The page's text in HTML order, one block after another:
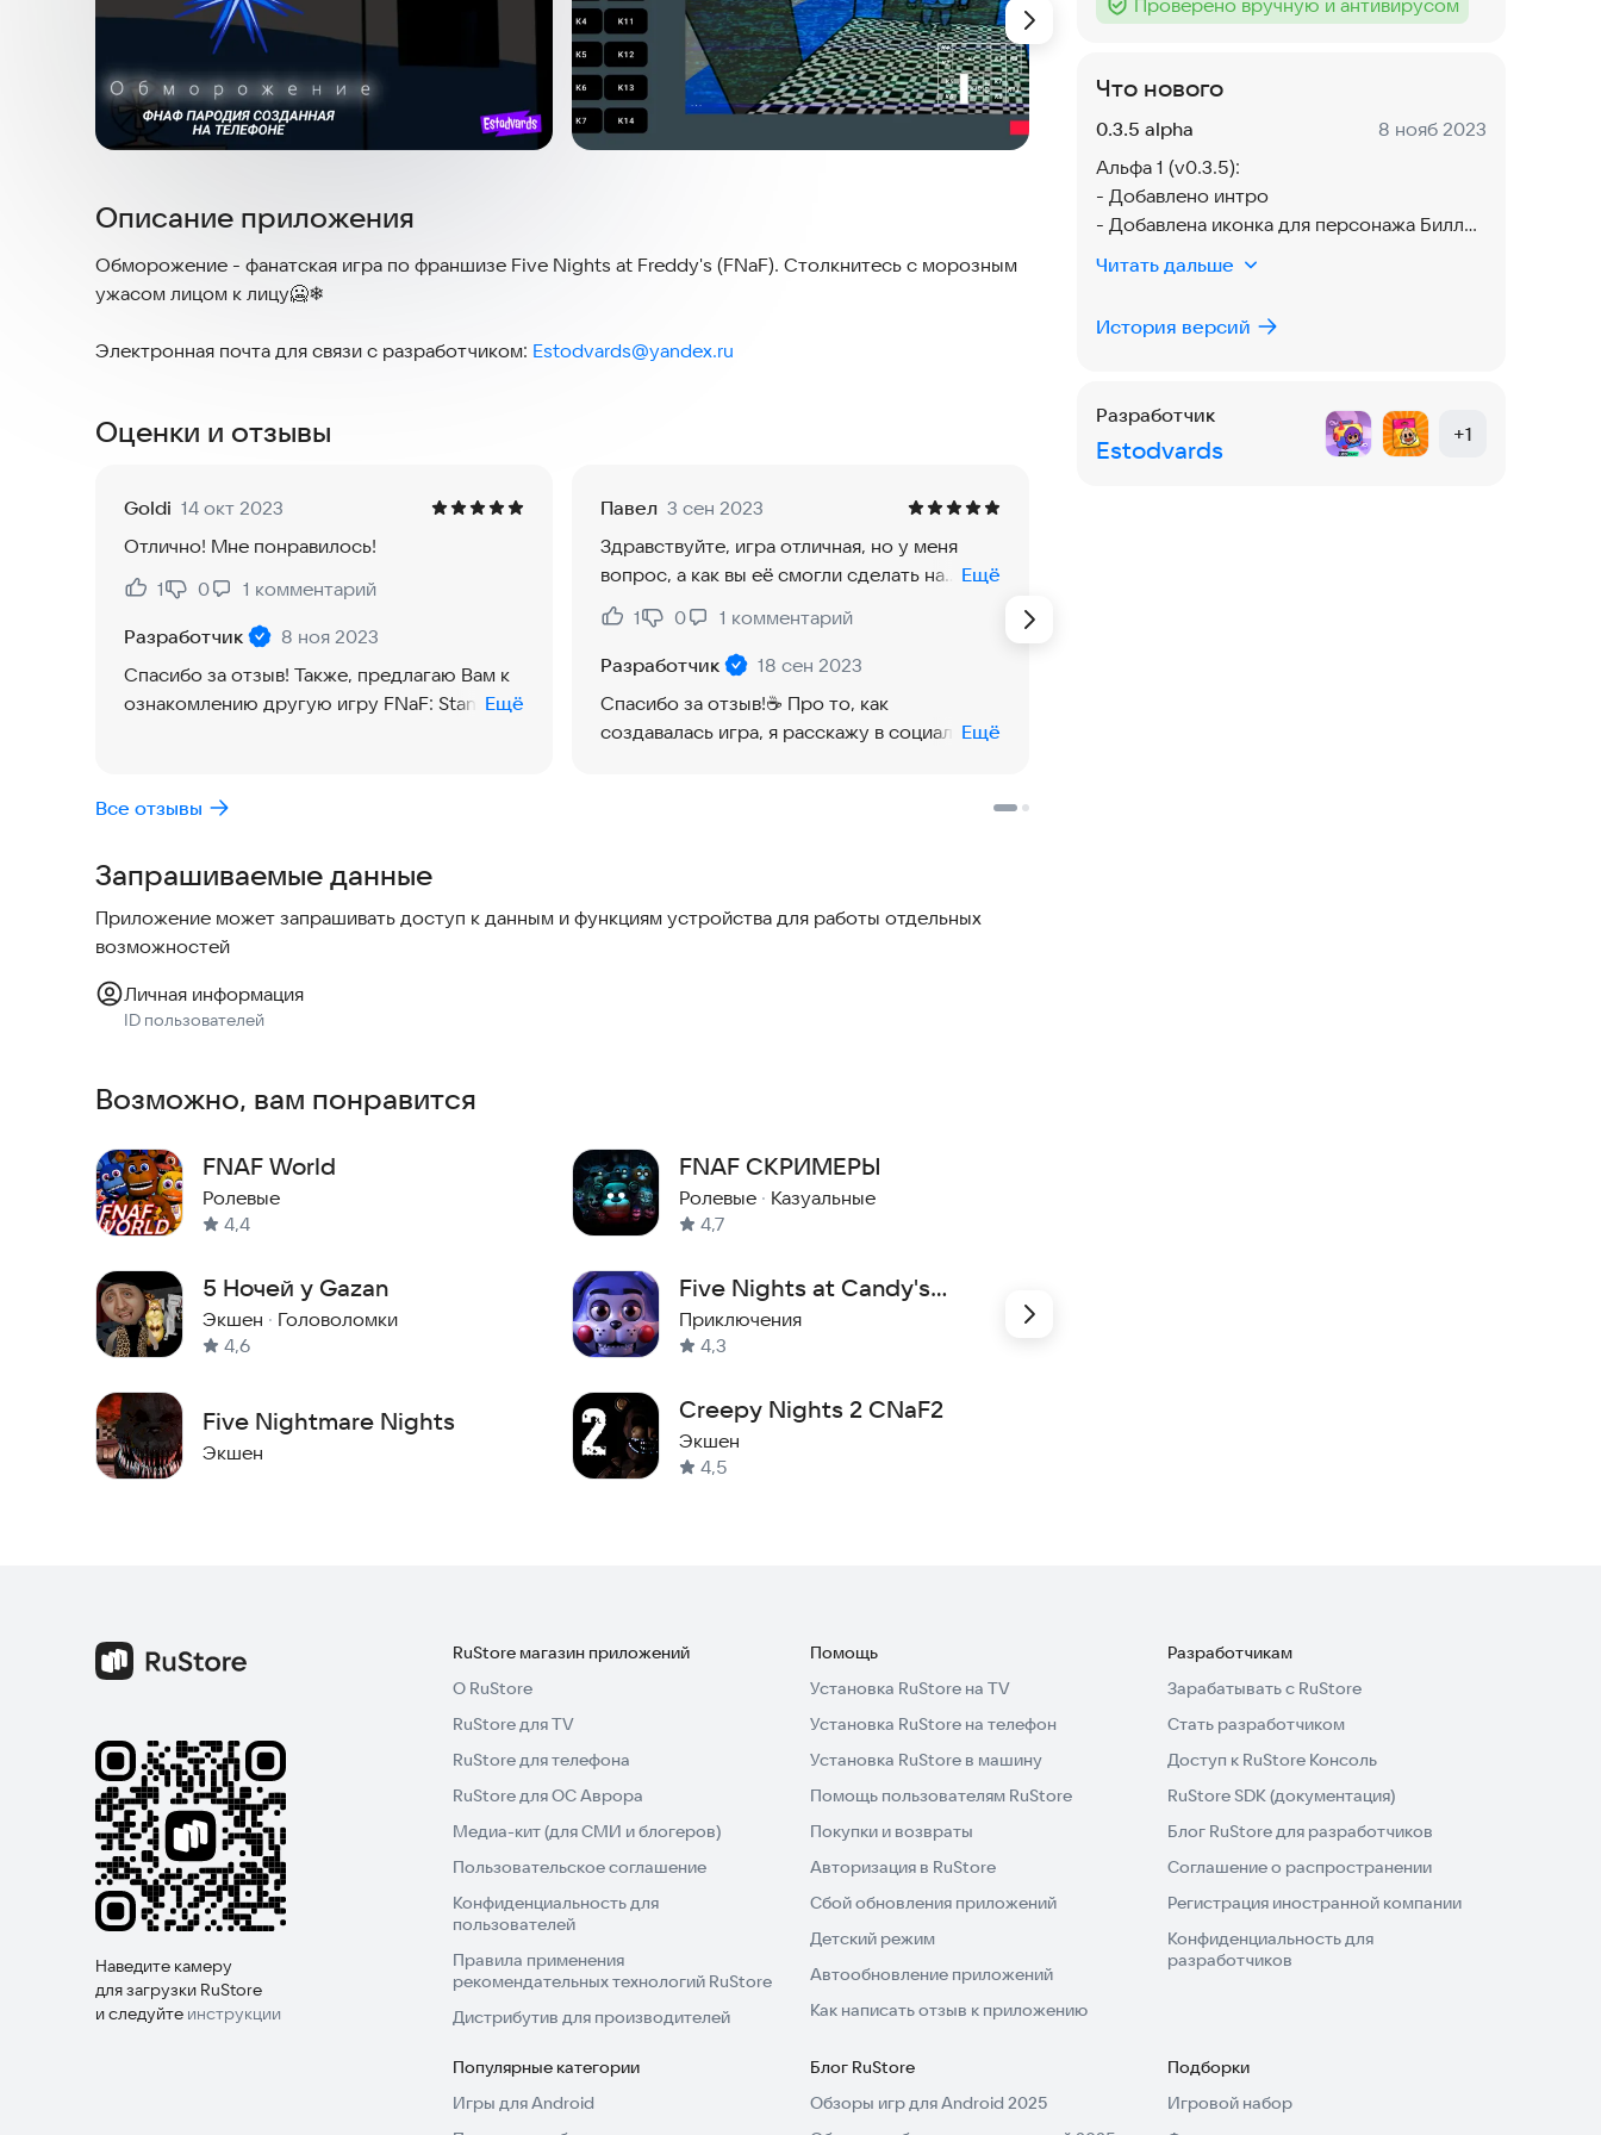
Описание приложения
Обморожение - фанатская игра по франшизе Five Nights at Freddy's (FNaF). Столкнитесь с морозным
ужасом лицом к лицу🥶❄
Электронная почта для связи с разработчиком: Estodvards@yandex.ru
Оценки и отзывы
Goldi 14 окт 2023
Отлично! Мне понравилось!
Нравится:
1
Не нравится:
0 1 комментарий
Разработчик
8 ноя 2023
Спасибо за отзыв! Также, предлагаю Вам к
ознакомлению другую игру FNaF: Standoff
Ещё
Павел 3 сен 2023
Здравствуйте, игра отличная, но у меня
вопрос, а как вы еë смогли сделать на
телефоне?
Ещё
Нравится:
1
Не нравится:
0 1 комментарий
Разработчик
18 сен 2023
Спасибо за отзыв!☕ Про то, как
создавалась игра, я расскажу в социальных
Ещё
Все отзывы
Запрашиваемые данные
Приложение может запрашивать доступ к данным и функциям устройства для работы отдельных
возможностей
Личная информация
ID пользователей
Возможно, вам понравится
FNAF World
Ролевые
4,4
5 Ночей у Gazan
Экшен · Головоломки
4,6
Five Nightmare Nights
Экшен
FNAF СКРИМЕРЫ
Ролевые · Казуальные
4,7
Five Nights at Candy's
Remastered
Приключения
4,3
Creepy Nights 2 CNaF2
Экшен
4,5
Тег :
Проверено вручную и антивирусом
Что нового
Версия:
0.3.5 alpha Дата:
8 нояб 2023
Альфа 1 (v0.3.5):
- Добавлено интро
- Добавлена иконка для персонажа Билли
- Кнопка режима Аркада окрашена в синий
оттенок
Читать дальше
История версий
Разработчик
Estodvards
+1
Наведите камеру
для загрузки RuStore
и следуйте инструкции
RuStore магазин приложений
О RuStore
RuStore для TV
RuStore для телефона
RuStore для ОС Аврора
Медиа-кит (для СМИ и блогеров)
Пользовательское соглашение
Конфиденциальность для
пользователей
Правила применения
рекомендательных технологий RuStore
Дистрибутив для производителей
Помощь
Установка RuStore на TV
Установка RuStore на телефон
Установка RuStore в машину
Помощь пользователям RuStore
Покупки и возвраты
Авторизация в RuStore
Сбой обновления приложений
Детский режим
Автообновление приложений
Как написать отзыв к приложению
Разработчикам
Зарабатывать с RuStore
Стать разработчиком
Доступ к RuStore Консоль
RuStore SDK (документация)
Блог RuStore для разработчиков
Соглашение о распространении
Регистрация иностранной компании
Конфиденциальность для
разработчиков
Популярные категории
Игры для Android
Блог RuStore
Обзоры игр для Android 2025
Подборки
Игровой набор